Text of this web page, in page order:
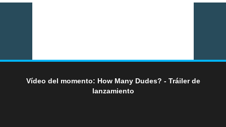
Vídeo del momento: How Many Dudes? - Tráiler de
lanzamiento